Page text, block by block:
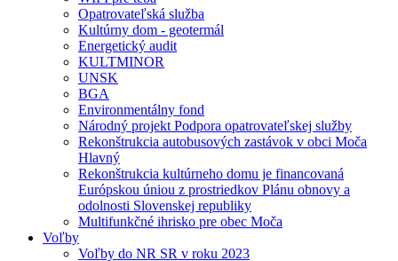
Opatrovateľská služba
Kultúrny dom - geotermál
Energetický audit
KULTMINOR
UNSK
BGA
Environmentálny fond
Národný projekt Podpora opatrovateľskej služby
Rekonštrukcia autobusových zastávok v obci Moča
Hlavný
Rekonštrukcia kultúrneho domu je financovaná
Európskou úniou z prostriedkov Plánu obnovy a
odolnosti Slovenskej republiky
Multifunkčné ihrisko pre obec Moča
Voľby
Voľby do NR SR v roku 2023